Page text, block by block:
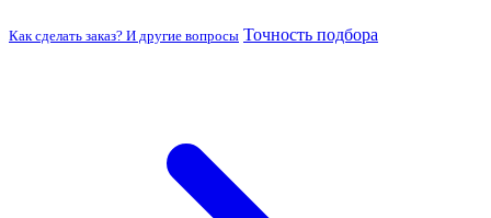
Как сделать заказ? И другие вопросы Точность подбора